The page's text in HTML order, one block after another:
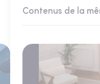
Contenus de la